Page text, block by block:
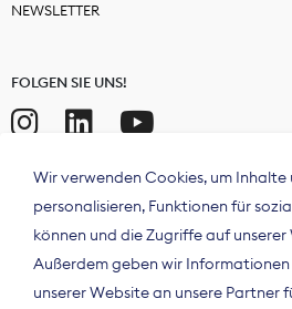
NEWSLETTER
FOLGEN SIE UNS!
Wir verwenden Cookies, um Inhalte
personalisieren, Funktionen für
können und die Zugriffe auf
Außerdem geben wir
unserer Website an unsere Partner